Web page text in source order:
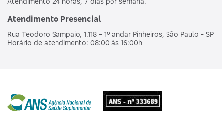
Atendimento Presencial
Rua Teodoro Sampaio, 1.118 – 1º andar Pinheiros, São Paulo - SP
Horário de atendimento: 08:00 às 16:00h